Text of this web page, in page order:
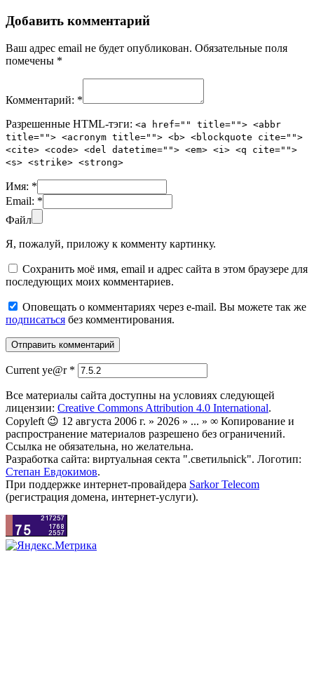
Добавить комментарий
Ваш адрес email не будет опубликован. Обязательные поля
помечены *
Комментарий: *
Разрешенные HTML-тэги: <a href="" title=""> <abbr
title=""> <acronym title=""> <b> <blockquote cite="">
<cite> <code> <del datetime=""> <em> <i> <q cite="">
<s> <strike> <strong>
Имя: *
Email: *
Файл
Я, пожалуй, приложу к комменту картинку.
Сохранить моё имя, email и адрес сайта в этом браузере для
последующих моих комментариев.
Оповещать о комментариях через e-mail. Вы можете так же
подписаться без комментирования.
Current ye@r *
Все материалы сайта доступны на условиях следующей
лицензии: Creative Commons Attribution 4.0 International.
Copyleft 😉 12 августа 2006 г. » 2026 » ... » ∞ Копирование и
распространение материалов разрешено без ограничений.
Ссылка не обязательна, но желательна.
Разработка сайта: виртуальная секта ".светильnick". Логотип:
Степан Евдокимов.
При поддержке интернет-провайдера Sarkor Telecom
(регистрация домена, интернет-услуги).